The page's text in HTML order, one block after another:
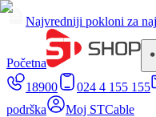
Najvredniji pokloni za
Početna
18900
024 4 155 155
podrška
Moj STCable